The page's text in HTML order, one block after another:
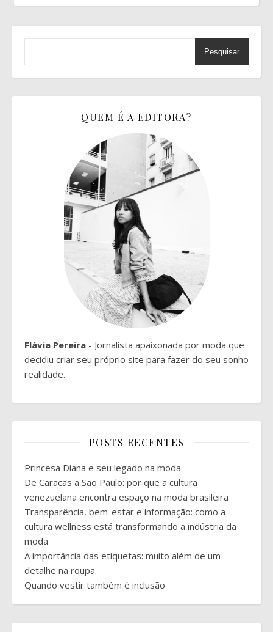
Pesquisar
QUEM É A EDITORA?
Flávia Pereira - Jornalista apaixonada por moda que
decidiu criar seu próprio site para fazer do seu sonho
realidade.
POSTS RECENTES
Princesa Diana e seu legado na moda
De Caracas a São Paulo: por que a cultura
venezuelana encontra espaço na moda brasileira
Transparência, bem-estar e informação: como a
cultura wellness está transformando a indústria da
moda
A importância das etiquetas: muito além de um
detalhe na roupa.
Quando vestir também é inclusão